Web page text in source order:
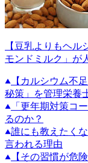
【豆乳よりもヘ
モンドミルク」が
【カルシウム不
秘策」を管理栄養
「更年期対策コ
るのか？
誰にも教えたく
言われる理由
【その習慣が危